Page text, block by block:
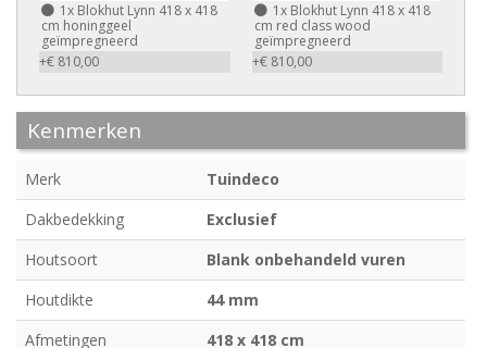
1x Blokhut Lynn 418 x 418
cm honinggeel
geïmpregneerd
+€ 810,00
1xBlokhut Lynn 418 x 418
cm red class wood
geïmpregneerd
+€ 810,00
Kenmerken
Merk
Tuindeco
Dakbedekking
Exclusief
Houtsoort
Blank onbehandeld vuren
Houtdikte
44 mm
Afmetingen
418 x 418 cm